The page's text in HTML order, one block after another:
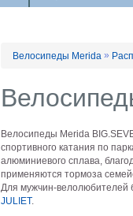
Велосипеды Merida »
Велосипеды Merida
спортивного катания по
алюминиевого сплава,
применяются тормоза
Для мужчин-велолюбителей
JULIET.